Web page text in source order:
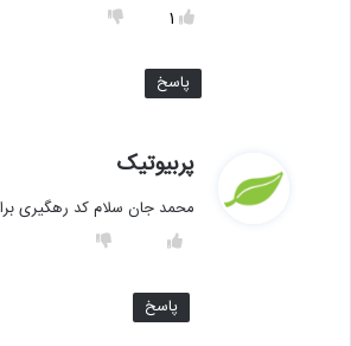
1
پاسخ
پربیوتیک
ت
محمد جان سلام کد رهگیری
پاسخ